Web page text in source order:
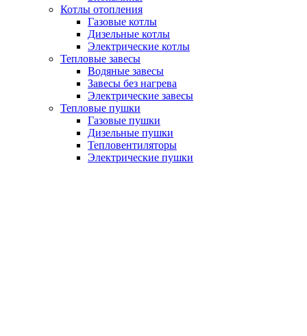
Котлы отопления
Газовые котлы
Дизельные котлы
Электрические котлы
Тепловые завесы
Водяные завесы
Завесы без нагрева
Электрические завесы
Тепловые пушки
Газовые пушки
Дизельные пушки
Тепловентиляторы
Электрические пушки